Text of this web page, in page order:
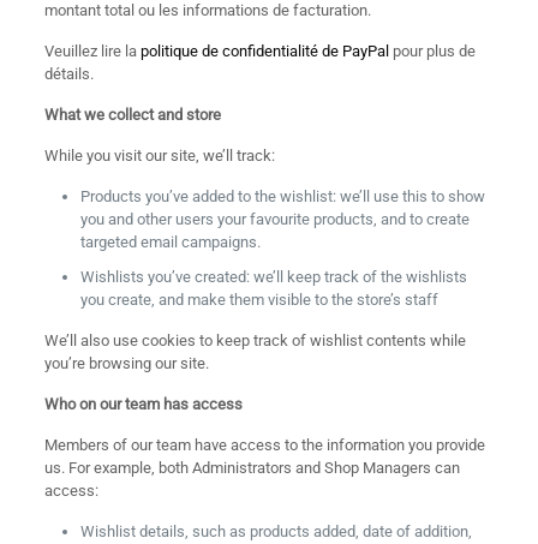
montant total ou les informations de facturation.
Veuillez lire la politique de confidentialité de PayPal pour plus de
détails.
What we collect and store
While you visit our site, we’ll track:
Products you’ve added to the wishlist: we’ll use this to show
you and other users your favourite products, and to create
targeted email campaigns.
Wishlists you’ve created: we’ll keep track of the wishlists
you create, and make them visible to the store’s staff
We’ll also use cookies to keep track of wishlist contents while
you’re browsing our site.
Who on our team has access
Members of our team have access to the information you provide
us. For example, both Administrators and Shop Managers can
access:
Wishlist details, such as products added, date of addition,